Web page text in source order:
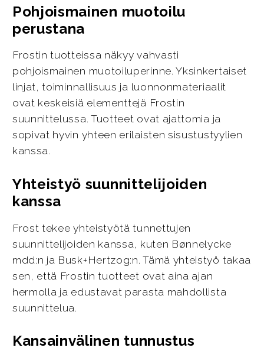
Pohjoismainen muotoilu
perustana
Frostin tuotteissa näkyy vahvasti
pohjoismainen muotoiluperinne. Yksinkertaiset
linjat, toiminnallisuus ja luonnonmateriaalit
ovat keskeisiä elementtejä Frostin
suunnittelussa. Tuotteet ovat ajattomia ja
sopivat hyvin yhteen erilaisten sisustustyylien
kanssa.
Yhteistyö suunnittelijoiden
kanssa
Frost tekee yhteistyötä tunnettujen
suunnittelijoiden kanssa, kuten Bønnelycke
mdd:n ja Busk+Hertzog:n. Tämä yhteistyö takaa
sen, että Frostin tuotteet ovat aina ajan
hermolla ja edustavat parasta mahdollista
suunnittelua.
Kansainvälinen tunnustus